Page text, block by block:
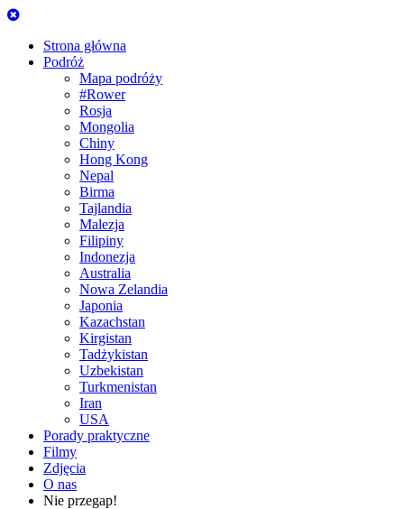
Strona główna
Podróż
Mapa podróży
#Rower
Rosja
Mongolia
Chiny
Hong Kong
Nepal
Birma
Tajlandia
Malezja
Filipiny
Indonezja
Australia
Nowa Zelandia
Japonia
Kazachstan
Kirgistan
Tadżykistan
Uzbekistan
Turkmenistan
Iran
USA
Porady praktyczne
Filmy
Zdjęcia
O nas
Nie przegap!